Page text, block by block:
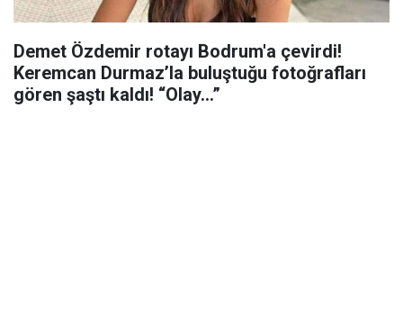
Demet Özdemir rotayı Bodrum'a çevirdi!
Keremcan Durmaz’la buluştuğu fotoğrafları
gören şaştı kaldı! “Olay...”